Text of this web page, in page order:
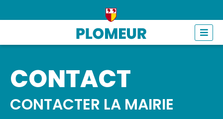
to
CONTACT
CONTACTER LA MAIRIE